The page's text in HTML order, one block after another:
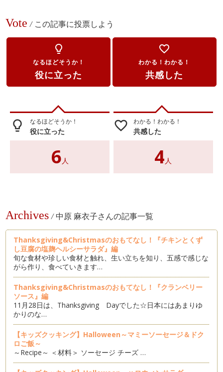
Vote / この記事に投票しよう
lightbulb_outline
なるほどそうか！
役に立った
favorite_border
わかる！わかる！
共感した
lightbulb_outline なるほどそうか！
役に立った
6人
favorite_border わかる！わかる！
共感した
4人
Archives / 中原 麻衣子さんの記事一覧
Thanksgiving&Christmasのおもてなし！『チキンとくず
し豆腐の塩麹ヘルシーサラダ』編
旬な食材や珍しい食材と触れ、生い立ちを知り、五感で感じな
がら作り、食べていきます…
Thanksgiving&Christmasのおもてなし！『クランベリー
ソース』編
11月28日は、Thanksgiving Dayでした☆日本にはあまりゆ
かりのな…
【キッズクッキング】Halloween～マミーソーセージ＆ドク
ロご飯～
～Recipe～ ＜材料＞ ソーセージ チーズ …